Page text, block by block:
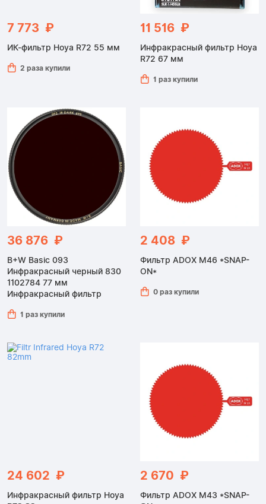
7 773 ₽
ИК-фильтр Hoya R72 55 мм
2 раза купили
11 516 ₽
Инфракрасный фильтр Hoya
R72 67 мм
1 раз купили
36 876 ₽
B+W Basic 093
Инфракрасный черный 830
1102784 77 мм
Инфракрасный фильтр
1 раз купили
2 408 ₽
Фильтр ADOX M46 *SNAP-
ON*
0 раз купили
24 602 ₽
Инфракрасный фильтр Hoya
2 670 ₽
Фильтр ADOX M43 *SNAP-